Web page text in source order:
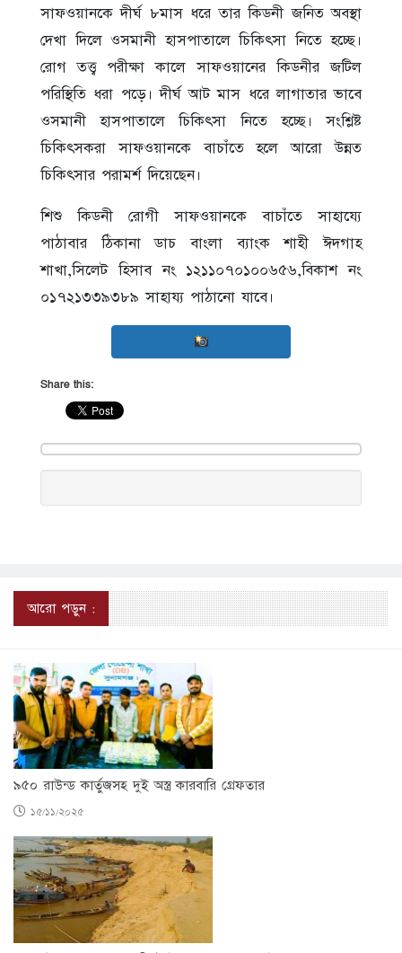
সাফওয়ানকে দীর্ঘ ৮মাস ধরে তার কিডনী জনিত অবস্থা
দেখা দিলে ওসমানী হাসপাতালে চিকিৎসা নিতে হচ্ছে।
রোগ তত্ত্ব পরীক্ষা কালে সাফওয়ানের কিডনীর জটিল
পরিস্থিতি ধরা পড়ে। দীর্ঘ আট মাস ধরে লাগাতার ভাবে
ওসমানী হাসপাতালে চিকিৎসা নিতে হচ্ছে। সংশ্লিষ্ট
চিকিৎসকরা সাফওয়ানকে বাচাঁতে হলে আরো উন্নত
চিকিৎসার পরামর্শ দিয়েছেন।
শিশু কিডনী রোগী সাফওয়ানকে বাচাঁতে সাহায্যে
পাঠাবার ঠিকানা ডাচ বাংলা ব্যাংক শাহী ঈদগাহ
শাখা,সিলেট হিসাব নং ১২১১০৭০১০০৬৫৬,বিকাশ নং
০১৭২১৩৩৯৩৮৯ সাহায্য পাঠানো যাবে।
Share this:
আরো পড়ুন :
৯৫০ রাউন্ড কার্তুজসহ দুই অস্ত্র কারবারি গ্রেফতার
১৫/১১/২০২৫